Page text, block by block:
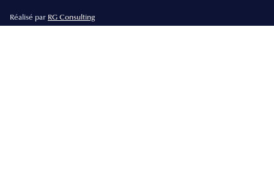
Réalisé par RG Consulting